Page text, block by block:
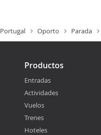
Portugal Oporto Parada
Productos
Entradas
Actividades
Vuelos
Trenes
Hoteles